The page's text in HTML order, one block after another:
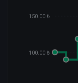
150.00 ₺
100.00 ₺